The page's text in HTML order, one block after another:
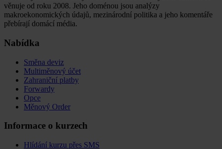
věnuje od roku 2008. Jeho doménou jsou analýzy
makroekonomických údajů, mezinárodní politika a jeho komentáře
přebírají domácí média.
Nabídka
Směna deviz
Multiměnový účet
Zahraniční platby
Forwardy
Opce
Měnový Order
Informace o kurzech
Hlídání kurzu přes SMS